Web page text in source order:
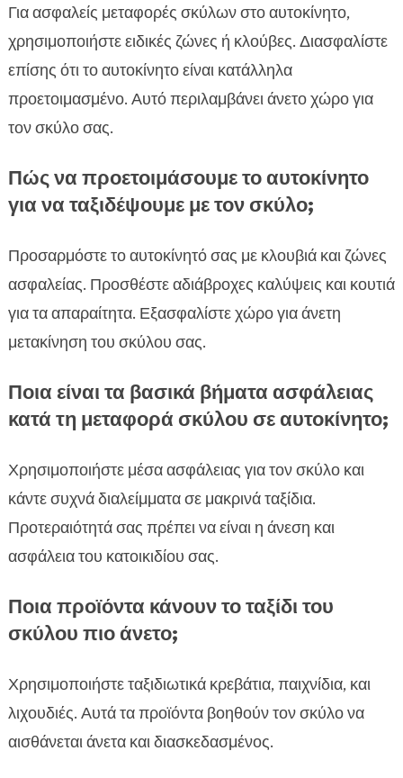
Για ασφαλείς μεταφορές σκύλων στο αυτοκίνητο,
χρησιμοποιήστε ειδικές ζώνες ή κλούβες. Διασφαλίστε
επίσης ότι το αυτοκίνητο είναι κατάλληλα
προετοιμασμένο. Αυτό περιλαμβάνει άνετο χώρο για
τον σκύλο σας.
Πώς να προετοιμάσουμε το αυτοκίνητο
για να ταξιδέψουμε με τον σκύλο;
Προσαρμόστε το αυτοκίνητό σας με κλουβιά και ζώνες
ασφαλείας. Προσθέστε αδιάβροχες καλύψεις και κουτιά
για τα απαραίτητα. Εξασφαλίστε χώρο για άνετη
μετακίνηση του σκύλου σας.
Ποια είναι τα βασικά βήματα ασφάλειας
κατά τη μεταφορά σκύλου σε αυτοκίνητο;
Χρησιμοποιήστε μέσα ασφάλειας για τον σκύλο και
κάντε συχνά διαλείμματα σε μακρινά ταξίδια.
Προτεραιότητά σας πρέπει να είναι η άνεση και
ασφάλεια του κατοικιδίου σας.
Ποια προϊόντα κάνουν το ταξίδι του
σκύλου πιο άνετο;
Χρησιμοποιήστε ταξιδιωτικά κρεβάτια, παιχνίδια, και
λιχουδιές. Αυτά τα προϊόντα βοηθούν τον σκύλο να
αισθάνεται άνετα και διασκεδασμένος.